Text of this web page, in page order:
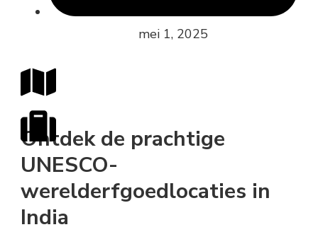
mei 1, 2025
Ontdek de prachtige
UNESCO-
werelderfgoedlocaties in
India